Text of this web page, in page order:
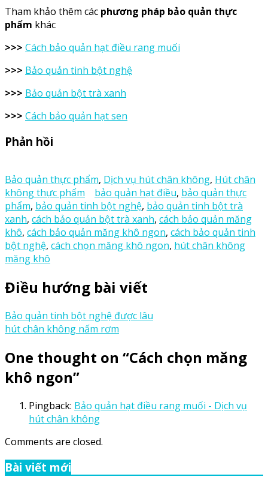
Tham khảo thêm các phương pháp bảo quản thực
phẩm khác
>>> Cách bảo quản hạt điều rang muối
>>> Bảo quản tinh bột nghệ
>>> Bảo quản bột trà xanh
>>> Cách bảo quản hạt sen
Phản hồi
Bảo quản thực phẩm, Dịch vụ hút chân không, Hút chân
không thực phẩm
bảo quản hạt điều, bảo quản thực
phẩm, bảo quản tinh bột nghệ, bảo quản tinh bột trà
xanh, cách bảo quản bột trà xanh, cách bảo quản măng
khô, cách bảo quản măng khô ngon, cách bảo quản tinh
bột nghệ, cách chọn măng khô ngon, hút chân không
măng khô
Điều hướng bài viết
Bảo quản tinh bột nghệ được lâu
hút chân không nấm rơm
One thought on “Cách chọn măng
khô ngon”
Pingback: Bảo quản hạt điều rang muối - Dịch vụ
hút chân không
Comments are closed.
Bài viết mới